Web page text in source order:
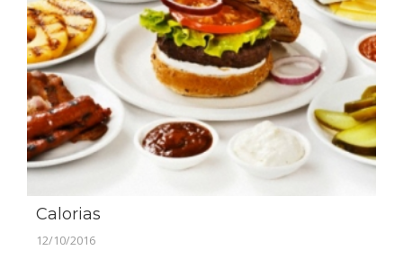
Calorias
12/10/2016